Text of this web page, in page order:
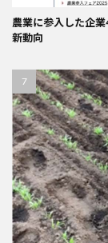
農業に参入した企
新動向